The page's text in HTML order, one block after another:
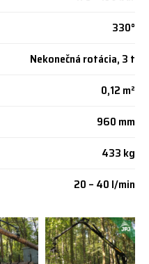
330°
Nekonečná rotácia, 3 t
0,12 m²
960 mm
433 kg
20 – 40 l/min